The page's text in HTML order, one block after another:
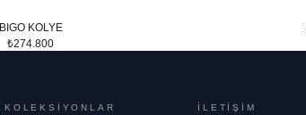
BIGO KOLYE
₺274.800
KOLEKSİYONLAR İLETİŞİM